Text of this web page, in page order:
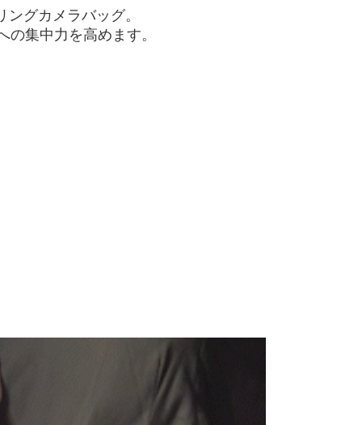
グカメラバッグ。
集中力を高めます。